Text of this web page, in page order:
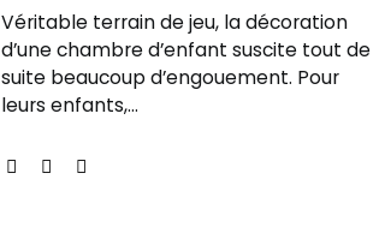
Véritable terrain de jeu, la décoration
d’une chambre d’enfant suscite tout de
suite beaucoup d’engouement. Pour
leurs enfants,…